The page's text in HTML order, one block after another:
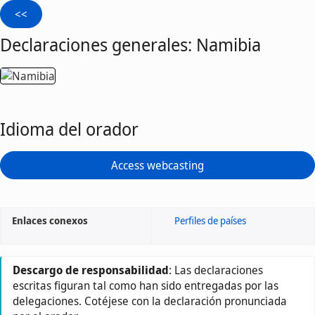
Declaraciones generales: Namibia
Idioma del orador
Access webcasting
Enlaces conexos Perfiles de países
Descargo de responsabilidad: Las declaraciones
escritas figuran tal como han sido entregadas por las
delegaciones. Cotéjese con la declaración pronunciada